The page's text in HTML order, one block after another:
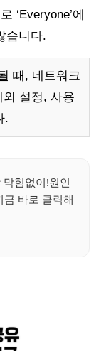
‘Everyone’에
습니다.
때, 네트워크
설정, 사용
.
힘없이!원인
바로 클릭해